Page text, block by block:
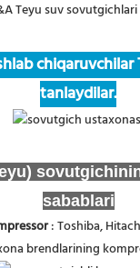
chiqaruvchilar
tanlaydilar.
sabablari
: Toshiba,
brendlarining